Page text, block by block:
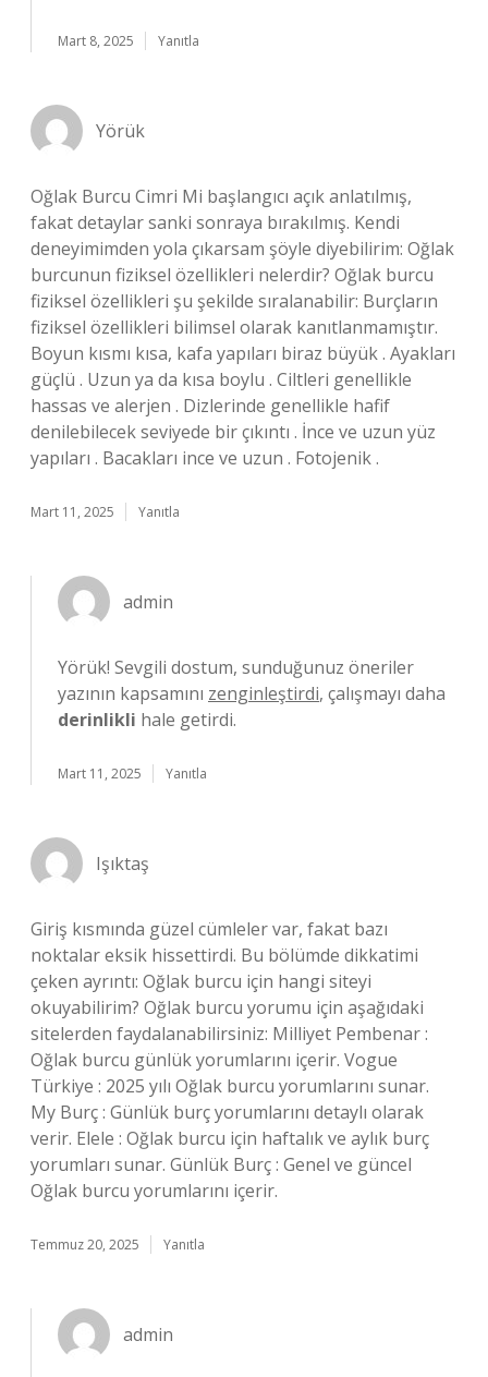
Mart 8, 2025 Yanıtla
Yörük
Oğlak Burcu Cimri Mi başlangıcı açık anlatılmış,
fakat detaylar sanki sonraya bırakılmış. Kendi
deneyimimden yola çıkarsam şöyle diyebilirim: Oğlak
burcunun fiziksel özellikleri nelerdir? Oğlak burcu
fiziksel özellikleri şu şekilde sıralanabilir: Burçların
fiziksel özellikleri bilimsel olarak kanıtlanmamıştır.
Boyun kısmı kısa, kafa yapıları biraz büyük . Ayakları
güçlü . Uzun ya da kısa boylu . Ciltleri genellikle
hassas ve alerjen . Dizlerinde genellikle hafif
denilebilecek seviyede bir çıkıntı . İnce ve uzun yüz
yapıları . Bacakları ince ve uzun . Fotojenik .
Mart 11, 2025 Yanıtla
admin
Yörük! Sevgili dostum, sunduğunuz öneriler
yazının kapsamını zenginleştirdi, çalışmayı daha
derinlikli hale getirdi.
Mart 11, 2025 Yanıtla
Işıktaş
Giriş kısmında güzel cümleler var, fakat bazı
noktalar eksik hissettirdi. Bu bölümde dikkatimi
çeken ayrıntı: Oğlak burcu için hangi siteyi
okuyabilirim? Oğlak burcu yorumu için aşağıdaki
sitelerden faydalanabilirsiniz: Milliyet Pembenar :
Oğlak burcu günlük yorumlarını içerir. Vogue
Türkiye : 2025 yılı Oğlak burcu yorumlarını sunar.
My Burç : Günlük burç yorumlarını detaylı olarak
verir. Elele : Oğlak burcu için haftalık ve aylık burç
yorumları sunar. Günlük Burç : Genel ve güncel
Oğlak burcu yorumlarını içerir.
Temmuz 20, 2025 Yanıtla
admin